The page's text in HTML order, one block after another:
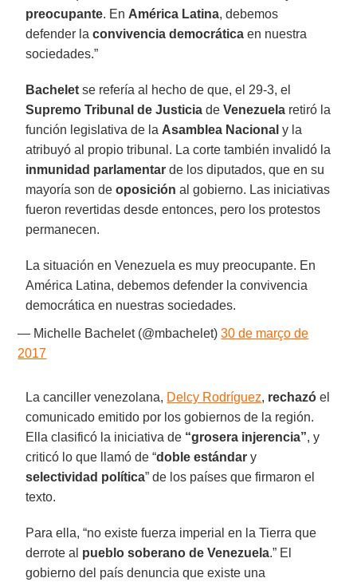
preocupante. En América Latina, debemos
defender laconvivencia democrática en nuestra
sociedades.”
Bachelet se refería al hecho de que, el 29-3, el
Supremo Tribunal de Justicia deVenezuela retiró la
función legislativa de la Asamblea Nacional y la
atribuyó al propio tribunal. La corte también invalidó la
inmunidad parlamentar de los diputados, que en su
mayoría son deoposición al gobierno. Las iniciativas
fueron revertidas desde entonces, pero los protestos
permanecen.
La situación en Venezuela es muy preocupante. En
América Latina, debemos defender la convivencia
democrática en nuestras sociedades.
— Michelle Bachelet (@mbachelet)30 de março de
2017
La canciller venezolana, Delcy Rodríguez, rechazó el
comunicado emitido por los gobiernos de la región.
Ella clasificó la iniciativa de “grosera injerencia”, y
criticó lo que llamó de “doble estándar y
selectividad política” de los países que firmaron el
texto.
Para ella, “no existe fuerza imperial en la Tierra que
derrote al pueblo soberano de Venezuela.” El
gobierno del país denuncia que existe una